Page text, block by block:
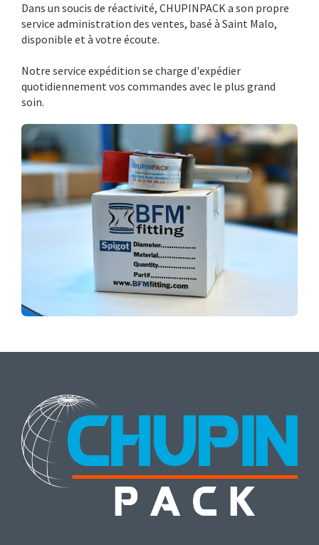
Dans un soucis de réactivité, CHUPINPACK a son propre
service administration des ventes, basé à Saint Malo,
disponible et à votre écoute.
Notre service expédition se charge d'expédier
quotidiennement vos commandes avec le plus grand
soin.